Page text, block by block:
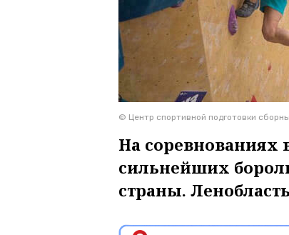
© Центр спортивной подготовки
На соревнованиях
сильнейших
страны.